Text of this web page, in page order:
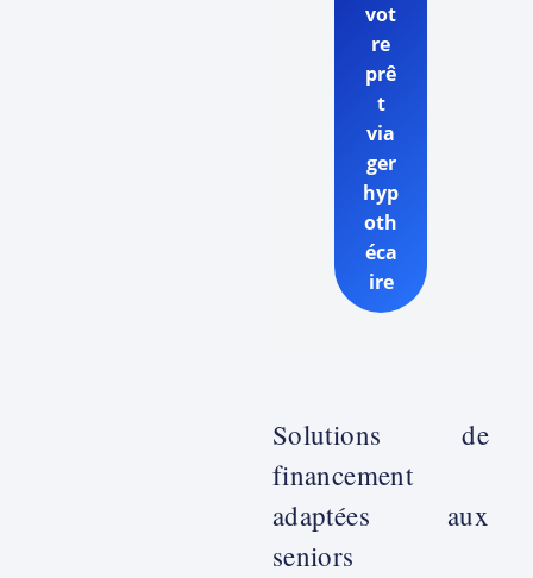
vot
re
prê
t
via
ger
hyp
oth
éca
ire
Solutions de
financement
adaptées aux
seniors